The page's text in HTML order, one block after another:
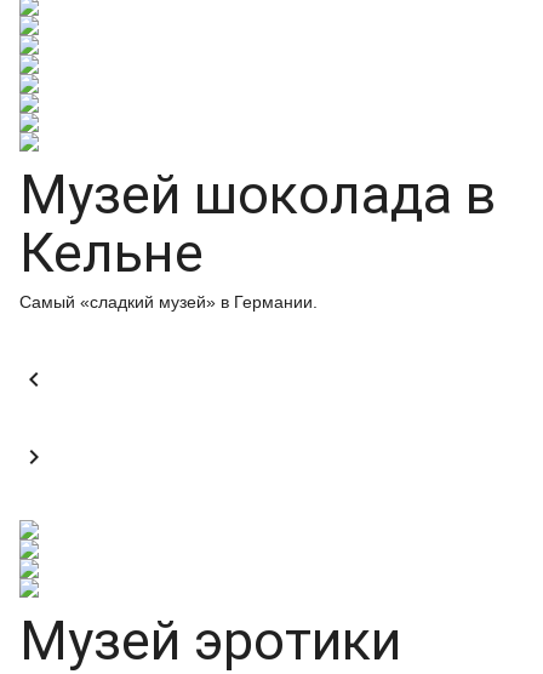
Музей шоколада в
Кельне
Самый «сладкий музей» в Германии.


Музей эротики